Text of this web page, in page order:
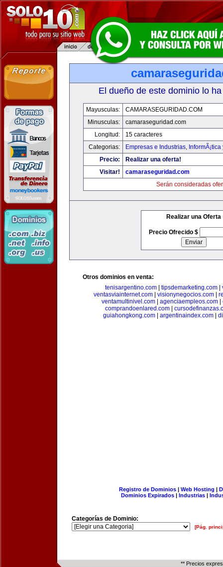
El dueño de este dominio lo
Mayusculas:
CAMARASEGURIDAD.COM
Minusculas:
camaraseguridad.com
Longitud:
15 caracteres
Categorias:
Empresas e Industrias,
Precio:
Realizar una oferta!
Visitar!
camaraseguridad.com
Serán consideradas
Realizar una Oferta
Precio Ofrecido $
Otros dominios en venta:
tenisargentino.com
tipsdemarketing.com
ventasviainternet.com
visionynegocios.com
ventamultinivel.com| agenciaempleos.com|
comprandoenlared.com|
guiahongkong.com| argentinaindex.com|
Registro de Dominios| Web Hosting |
Dominios Expirados | Industrias |
Categorías de Dominio:
[Pág.
** Precios